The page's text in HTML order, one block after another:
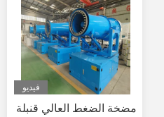
فيديو
مضخة الضغط العالي قنبلة